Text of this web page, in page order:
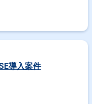
導入案件